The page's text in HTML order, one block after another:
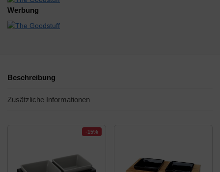
Werbung
Beschreibung
Zusätzliche Informationen
-15%